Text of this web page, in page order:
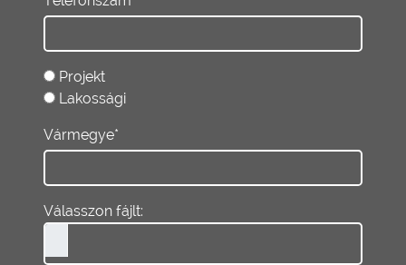
Projekt
Lakossági
Vármegye*
Válasszon fájlt: